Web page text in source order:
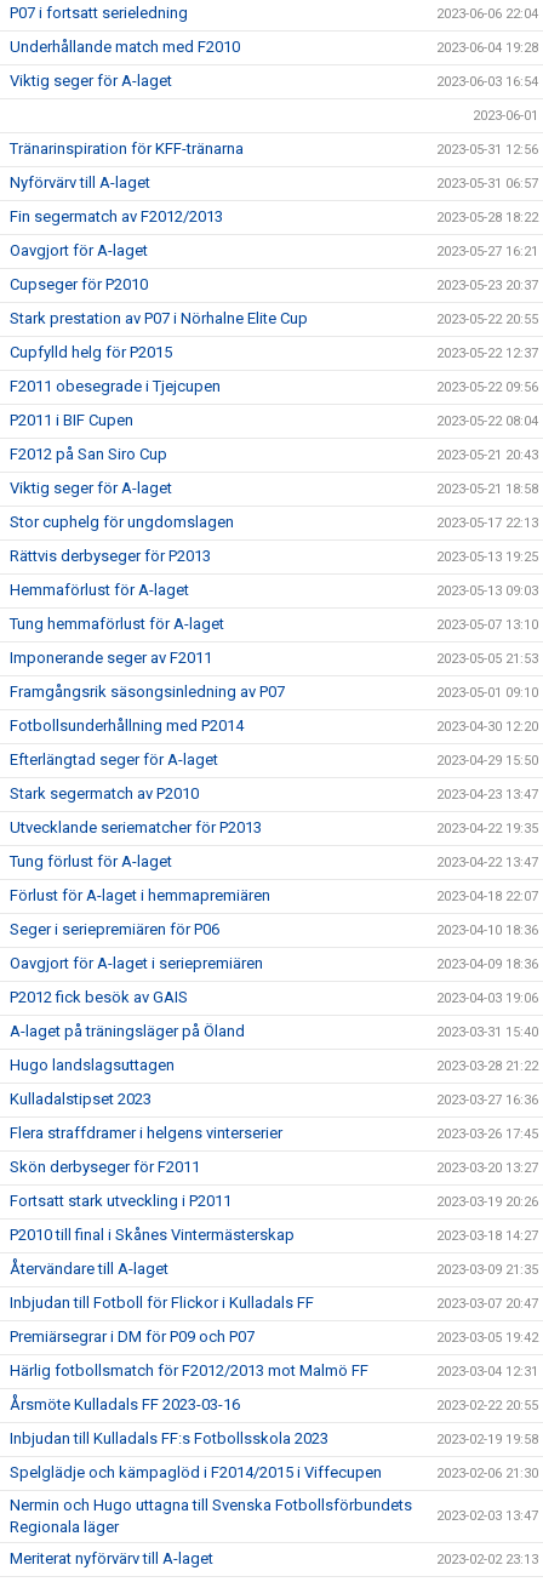
P07 i fortsatt serieledning 2023-06-06 22:04
Underhållande match med F2010 2023-06-04 19:28
Viktig seger för A-laget 2023-06-03 16:54
2023-06-01
Tränarinspiration för KFF-tränarna 2023-05-31 12:56
Nyförvärv till A-laget 2023-05-31 06:57
Fin segermatch av F2012/2013 2023-05-28 18:22
Oavgjort för A-laget 2023-05-27 16:21
Cupseger för P2010 2023-05-23 20:37
Stark prestation av P07 i Nörhalne Elite Cup 2023-05-22 20:55
Cupfylld helg för P2015 2023-05-22 12:37
F2011 obesegrade i Tjejcupen 2023-05-22 09:56
P2011 i BIF Cupen 2023-05-22 08:04
F2012 på San Siro Cup 2023-05-21 20:43
Viktig seger för A-laget 2023-05-21 18:58
Stor cuphelg för ungdomslagen 2023-05-17 22:13
Rättvis derbyseger för P2013 2023-05-13 19:25
Hemmaförlust för A-laget 2023-05-13 09:03
Tung hemmaförlust för A-laget 2023-05-07 13:10
Imponerande seger av F2011 2023-05-05 21:53
Framgångsrik säsongsinledning av P07 2023-05-01 09:10
Fotbollsunderhållning med P2014 2023-04-30 12:20
Efterlängtad seger för A-laget 2023-04-29 15:50
Stark segermatch av P2010 2023-04-23 13:47
Utvecklande seriematcher för P2013 2023-04-22 19:35
Tung förlust för A-laget 2023-04-22 13:47
Förlust för A-laget i hemmapremiären 2023-04-18 22:07
Seger i seriepremiären för P06 2023-04-10 18:36
Oavgjort för A-laget i seriepremiären 2023-04-09 18:36
P2012 fick besök av GAIS 2023-04-03 19:06
A-laget på träningsläger på Öland 2023-03-31 15:40
Hugo landslagsuttagen 2023-03-28 21:22
Kulladalstipset 2023 2023-03-27 16:36
Flera straffdramer i helgens vinterserier 2023-03-26 17:45
Skön derbyseger för F2011 2023-03-20 13:27
Fortsatt stark utveckling i P2011 2023-03-19 20:26
P2010 till final i Skånes Vintermästerskap 2023-03-18 14:27
Återvändare till A-laget 2023-03-09 21:35
Inbjudan till Fotboll för Flickor i Kulladals FF 2023-03-07 20:47
Premiärsegrar i DM för P09 och P07 2023-03-05 19:42
Härlig fotbollsmatch för F2012/2013 mot Malmö FF 2023-03-04 12:31
Årsmöte Kulladals FF 2023-03-16 2023-02-22 20:55
Inbjudan till Kulladals FF:s Fotbollsskola 2023 2023-02-19 19:58
Spelglädje och kämpaglöd i F2014/2015 i Viffecupen 2023-02-06 21:30
Nermin och Hugo uttagna till Svenska Fotbollsförbundets
Regionala läger
2023-02-03 13:47
Meriterat nyförvärv till A-laget 2023-02-02 23:13